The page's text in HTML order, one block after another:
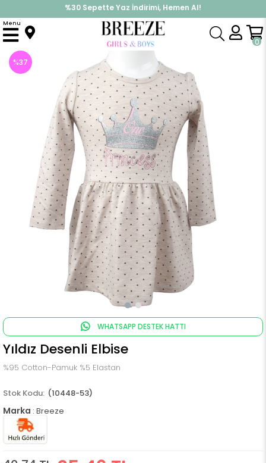
%30 Sepette Yaz İndirimi, Hemen Al!
İndirimlere ek %10 İndirimi Kap, Hemen Üye Ol!
0
Menu
Anasayfa Elbise Modelleri Uzun Kol Elbise
%37
WHATSAPP DESTEK HATTI
Yıldız Desenli Elbise
%95 Cotton-Pamuk %5 Elastan
(10448-53)
Marka : Breeze